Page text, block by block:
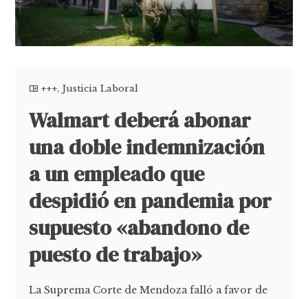
+++, Justicia Laboral
Walmart deberá abonar
una doble indemnización
a un empleado que
despidió en pandemia por
supuesto «abandono de
puesto de trabajo»
La Suprema Corte de Mendoza falló a favor de